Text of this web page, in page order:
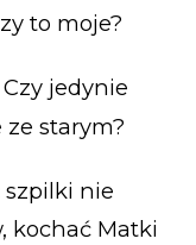
to moje?
jedynie
ze starym?
szpilki nie
kochać Matki